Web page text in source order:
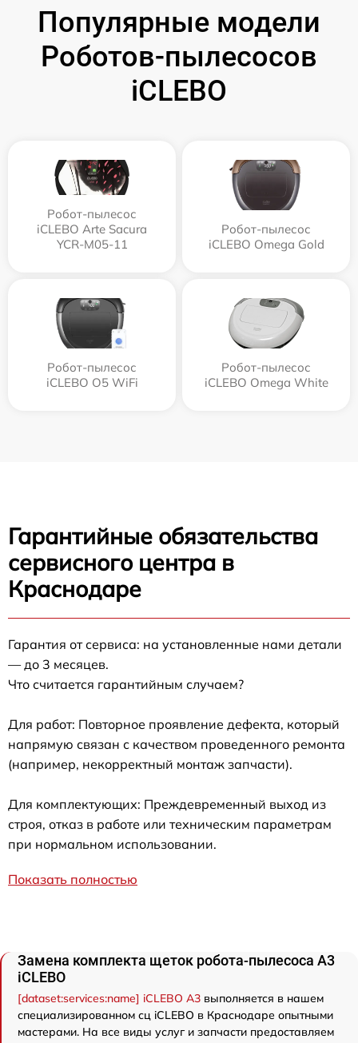
Популярные модели
Роботов-пылесосов
iCLEBO
Робот-пылесос
iCLEBO Arte Sacura
YCR-M05-11
Робот-пылесос
iCLEBO Omega Gold
Робот-пылесос
iCLEBO O5 WiFi
Робот-пылесос
iCLEBO Omega White
Гарантийные обязательства
сервисного центра в
Краснодаре
Гарантия от сервиса: на установленные нами детали
— до 3 месяцев.
Что считается гарантийным случаем?
Для работ: Повторное проявление дефекта, который
напрямую связан с качеством проведенного ремонта
(например, некорректный монтаж запчасти).
Для комплектующих: Преждевременный выход из
строя, отказ в работе или техническим параметрам
при нормальном использовании.
Показать полностью
Замена комплекта щеток робота-пылесоса A3
iCLEBO
[dataset:services:name] iCLEBO A3 выполняется в нашем
специализированном сц iCLEBO в Краснодаре опытными
мастерами. На все виды услуг и запчасти предоставляем